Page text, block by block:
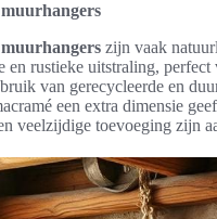
zijn vaak
en rustieke uitstraling,
van gerecycleerde en
een extra dimensie
veelzijdige toevoeging zijn